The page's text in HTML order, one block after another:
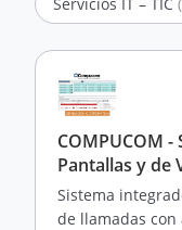
COMPUCOM
Pantallas y de
Sistema
de llamadas con